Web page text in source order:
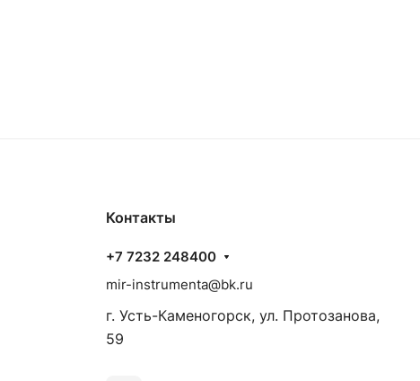
Контакты
+7 7232 248400
mir-instrumenta@bk.ru
г. Усть-Каменогорск, ул. Протозанова,
59